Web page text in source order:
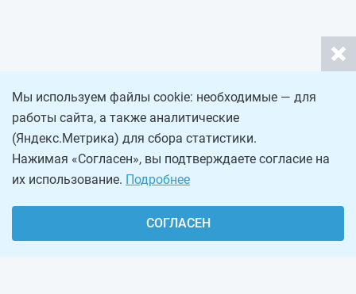
Мы используем файлы cookie: необходимые — для
работы сайта, а также аналитические
(Яндекс.Метрика) для сбора статистики.
Нажимая «Согласен», вы подтверждаете согласие на
их использование. Подробнее
СОГЛАСЕН